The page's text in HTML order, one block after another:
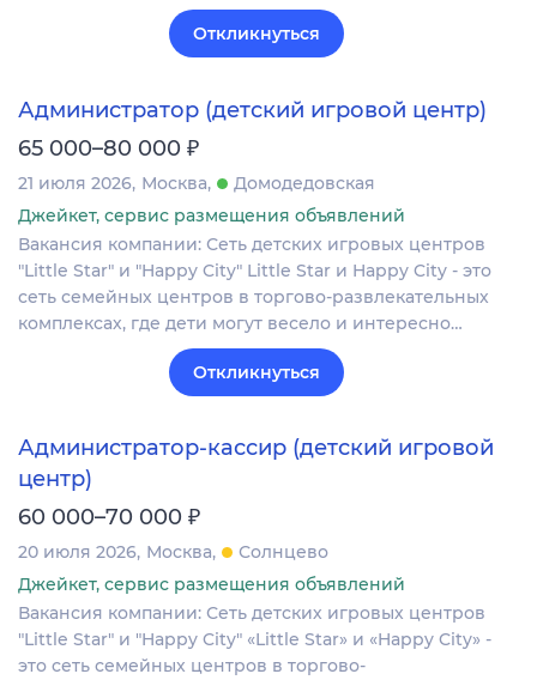
Откликнуться
Администратор (детский игровой центр)
65 000–80 000 ₽
21 июля 2026 Москва
Домодедовская
Джейкет, сервис размещения объявлений
Вакансия компании: Сеть детских игровых центров
"Little Star" и "Happy City" Little Star и Happy City - это
сеть семейных центров в торгово-развлекательных
комплексах, где дети могут весело и интересно…
Откликнуться
Администратор-кассир (детский игровой
центр)
60 000–70 000 ₽
20 июля 2026 Москва
Солнцево
Джейкет, сервис размещения объявлений
Вакансия компании: Сеть детских игровых центров
"Little Star" и "Happy City" «Little Star» и «Happy City» -
это сеть семейных центров в торгово-